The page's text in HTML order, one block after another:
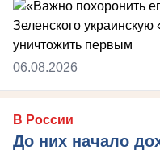
06.08.2026
В России
До них начало